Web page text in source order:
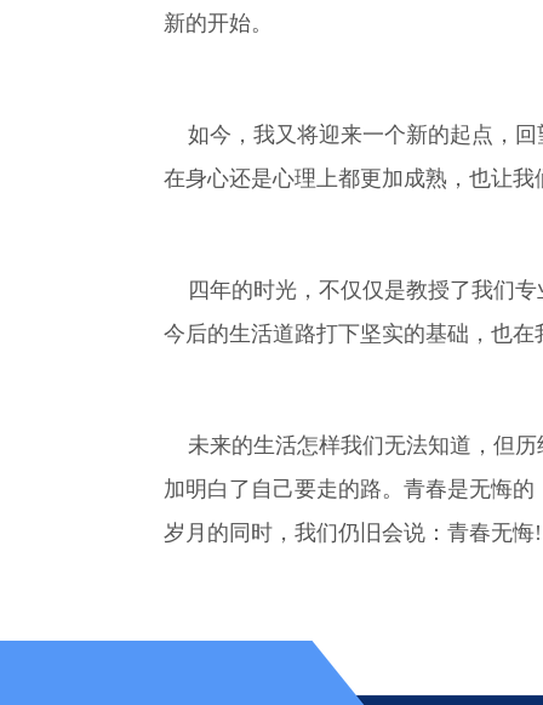
新的开始。
如今，我又将迎来一个新的起点，回
在身心还是心理上都更加成熟，也让
四年的时光，不仅仅是教授了我们专
今后的生活道路打下坚实的基础，也
未来的生活怎样我们无法知道，但历
加明白了自己要走的路。青春是无悔
岁月的同时，我们仍旧会说：青春无悔!